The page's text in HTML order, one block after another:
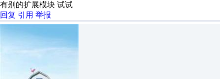
有别的扩展模块 试试
回复 引用 举报